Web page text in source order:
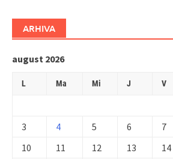
ARHIVA
august 2026
L Ma Mi J V
3
4 5 6 7
10
11 12 13 14